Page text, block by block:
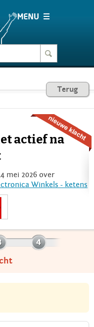
Terug
actief na
mei 2026 over
Winkels - ketens